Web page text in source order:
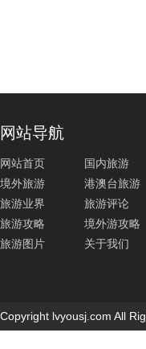
网站导航
网站首页
国内旅游
境外旅游
港澳台旅游
旅游业界
旅游评论
旅游攻略
境外游攻略
旅游图片
关于我们
Copyright lvyousj.com All